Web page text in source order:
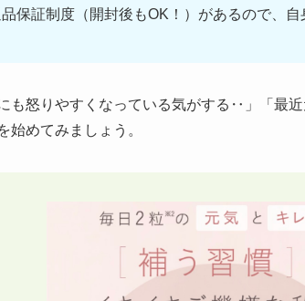
保証制度（開封後もOK！）があるので、
も怒りやすくなっている気がする‥」「最
始めてみましょう。